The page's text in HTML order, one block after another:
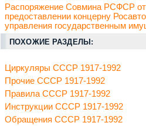
Распоряжение Совмина РСФСР
предоставлении концерну
управления государственным
ПОХОЖИЕ РАЗДЕЛЫ:
Циркуляры СССР 1917-1992
Прочие СССР 1917-1992
Правила СССР 1917-1992
Инструкции СССР 1917-1992
Обращения СССР 1917-1992